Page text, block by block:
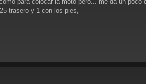
para colocar la moto pero... me da un poco
trasero y 1 con los pies,